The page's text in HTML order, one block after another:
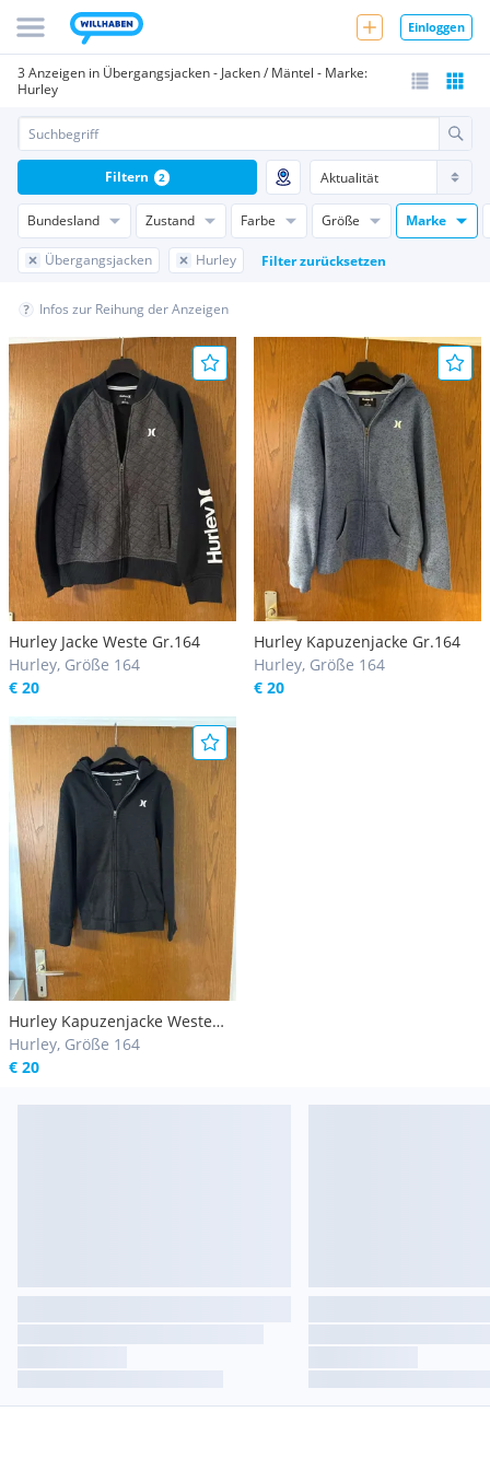
Einloggen
3 Anzeigen in Übergangsjacken - Jacken / Mäntel - Marke:
Hurley
Bundesland Zustand Farbe Größe Marke
Übergangsjacken Hurley Filter zurücksetzen
Filtern 2
Infos zur Reihung der Anzeigen
Hurley Jacke Weste Gr.164
Hurley, Größe 164
€ 20
Hurley Kapuzenjacke Gr.164
Hurley, Größe 164
€ 20
Hurley Kapuzenjacke Weste
schwarz Gr.164
Hurley, Größe 164
€ 20